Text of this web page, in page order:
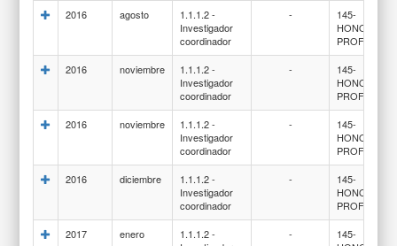
2016
agosto
1.1.1.2 -
Investigador
coordinador
-
145-
2016
noviembre
1.1.1.2 -
Investigador
coordinador
-
145-
2016
noviembre
1.1.1.2 -
Investigador
coordinador
-
145-
2016
diciembre
1.1.1.2 -
Investigador
coordinador
-
145-
2017
enero
1.1.1.2 -
-
145-